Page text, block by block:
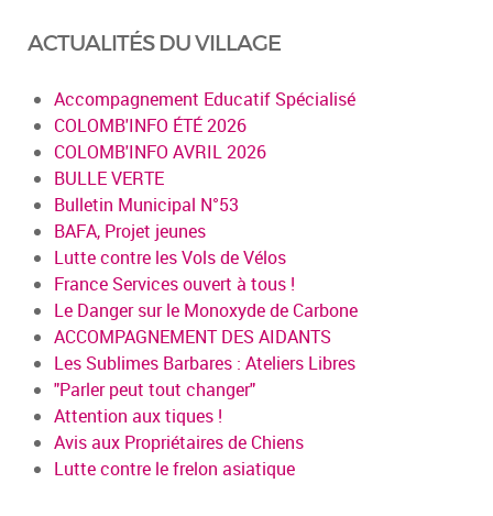
ACTUALITÉS DU VILLAGE
Accompagnement Educatif Spécialisé
COLOMB'INFO ÉTÉ 2026
COLOMB'INFO AVRIL 2026
BULLE VERTE
Bulletin Municipal N°53
BAFA, Projet jeunes
Lutte contre les Vols de Vélos
France Services ouvert à tous !
Le Danger sur le Monoxyde de Carbone
ACCOMPAGNEMENT DES AIDANTS
Les Sublimes Barbares : Ateliers Libres
"Parler peut tout changer"
Attention aux tiques !
Avis aux Propriétaires de Chiens
Lutte contre le frelon asiatique